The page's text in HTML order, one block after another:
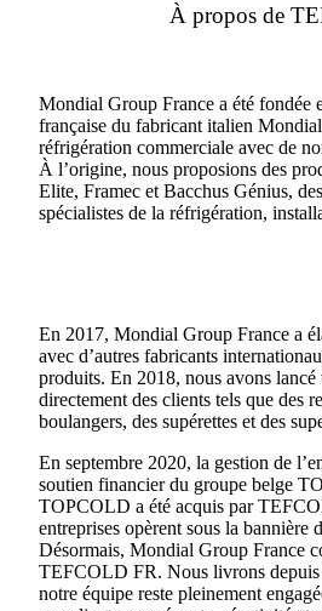
À propos de
Mondial Group France a été fondée
française du fabricant italien
réfrigération commerciale avec de
À l’origine, nous proposions des
Elite, Framec et Bacchus Génius,
spécialistes de la réfrigération,
En 2017, Mondial Group France a
avec d’autres fabricants
produits. En 2018, nous avons
directement des clients tels que des
boulangers, des supérettes et des
En septembre 2020, la gestion de
soutien financier du groupe belge
TOPCOLD a été acquis par
entreprises opèrent sous la
Désormais, Mondial Group France
TEFCOLD FR. Nous livrons
notre équipe reste pleinement